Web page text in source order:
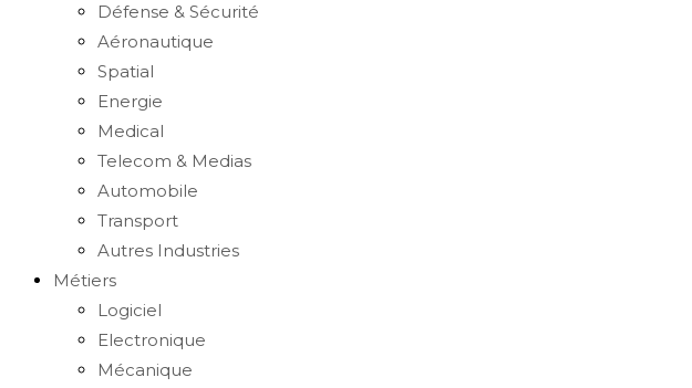
Défense & Sécurité
Aéronautique
Spatial
Energie
Medical
Telecom & Medias
Automobile
Transport
Autres Industries
Métiers
Logiciel
Electronique
Mécanique